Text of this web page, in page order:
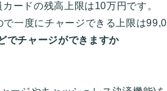
ードの残高上限は10万円です。
一度にチャージできる上限は
でチャージができますか